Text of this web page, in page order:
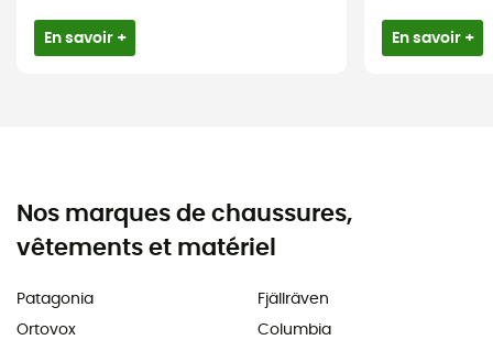
En savoir + En savoir +
Nos marques de chaussures,
vêtements et matériel
Patagonia
Ortovox
Fjällräven
Columbia